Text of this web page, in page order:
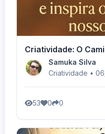
Criatividade: O
Samuka Silva
Criatividade •
53 0 0